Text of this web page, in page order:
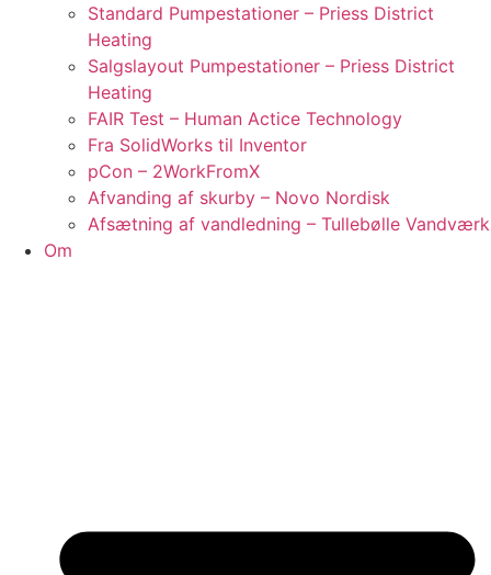
Standard Pumpestationer – Priess District
Heating
Salgslayout Pumpestationer – Priess District
Heating
FAIR Test – Human Actice Technology
Fra SolidWorks til Inventor
pCon – 2WorkFromX
Afvanding af skurby – Novo Nordisk
Afsætning af vandledning – Tullebølle Vandværk
Om